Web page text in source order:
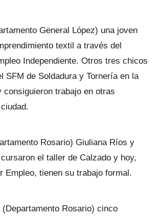
General López) una joven
textil a través del
Independiente. Otros tres chicos
SFM de Soldadura y Tornería en la
consiguieron trabajo en otras
Rosario) Giuliana Ríos y
el taller de Calzado y hoy,
Empleo, tienen su trabajo formal.
(Departamento Rosario) cinco